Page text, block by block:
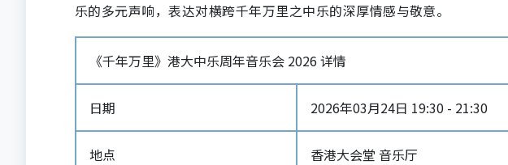
乐的多元声响，表达对横跨千年万里之中乐的深厚情感与敬意。
《千年万里》港大中乐周年音乐会 2026 详情
日期 2026年03月24日 19:30 - 21:30
地点 香港大会堂 音乐厅